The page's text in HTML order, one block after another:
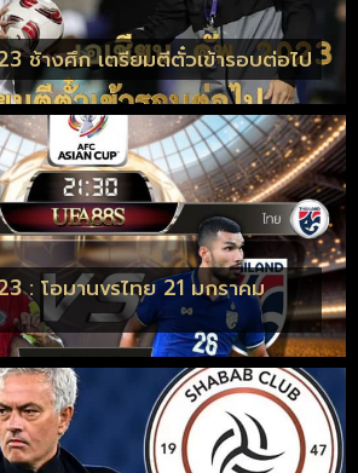
ช้างศึก เตรียมตีตั๋วเข้ารอบต่อไป
: โอมานvsไทย 21 มกราคม